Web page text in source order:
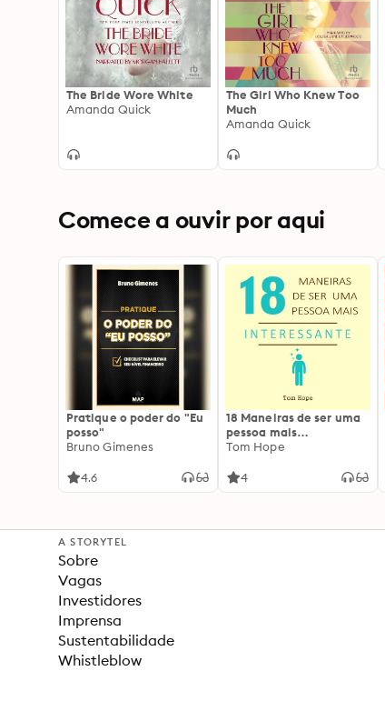
The Bride Wore White
Amanda Quick
The Girl Who Knew Too
Much
Amanda Quick
Comece a ouvir por aqui
Pratique o poder do "Eu
posso"
Bruno Gimenes
4.6
18 Maneiras de ser uma
pessoa mais
interessante
Tom Hope
4
A STORYTEL
Sobre
Vagas
Investidores
Imprensa
Sustentabilidade
Whistleblow